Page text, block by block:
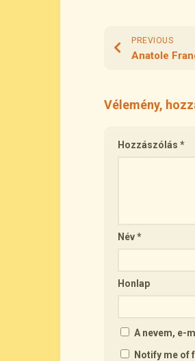
PREVIOUS
Anatole
Vélemény,
Hozzászólás *
Név*
Honlap
A nevem, e-
Notify me of